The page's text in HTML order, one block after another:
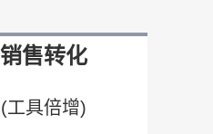
销售转化
(工具倍增)